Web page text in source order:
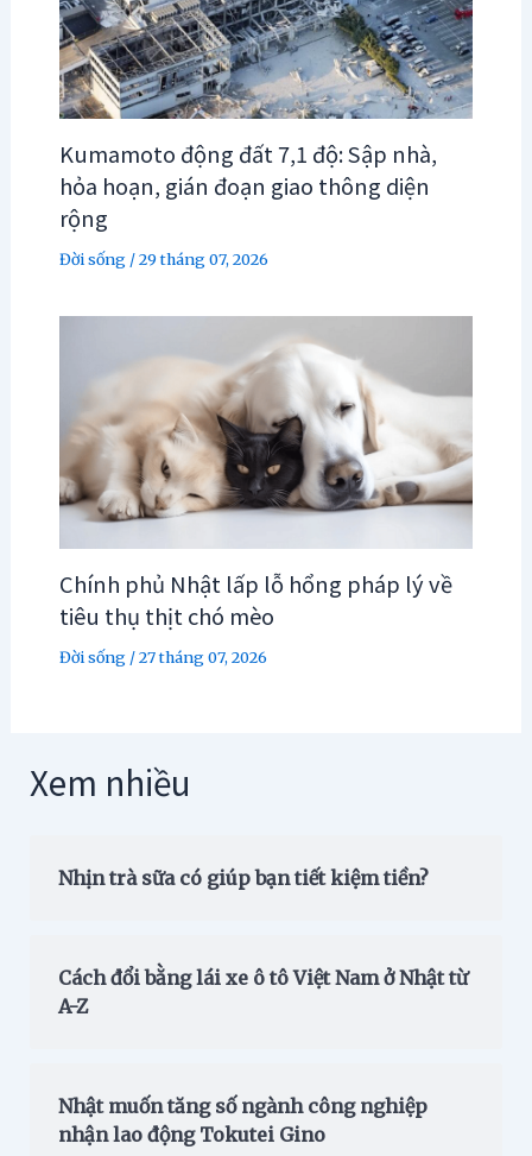
Kumamoto động đất 7,1 độ: Sập nhà,
hỏa hoạn, gián đoạn giao thông diện
rộng
Đời sống/29 tháng 07, 2026
Chính phủ Nhật lấp lỗ hổng pháp lý về
tiêu thụ thịt chó mèo
Đời sống/27 tháng 07, 2026
Xem nhiều
Nhịn trà sữa có giúp bạn tiết kiệm tiền?
Cách đổi bằng lái xe ô tô Việt Nam ở Nhật từ
A-Z
Nhật muốn tăng số ngành công nghiệp
nhận lao động Tokutei Gino